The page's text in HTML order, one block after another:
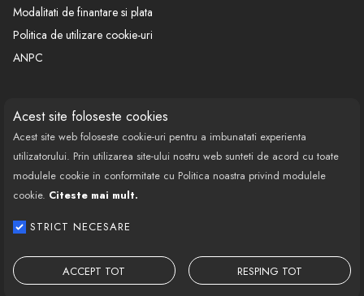
Acest site foloseste cookies
Acest site web foloseste cookie-uri pentru a imbunatati experienta
utilizatorului. Prin utilizarea site-ului nostru web sunteti de acord cu toate
modulele cookie in conformitate cu Politica noastra privind modulele
cookie. Citeste mai mult.
STRICT NECESARE
ACCEPT TOT RESPING TOT
Modalitati de finantare si plata
Politica de utilizare cookie-uri
ANPC
CONTACT
Call Center: 0377 100 941
Program de lucru: Luni-Vineri
08:00 - 18:00
Email: contact@bestautovest.ro
SRL CUI: 32372789, Reg.Com.:
J02/1129/2013